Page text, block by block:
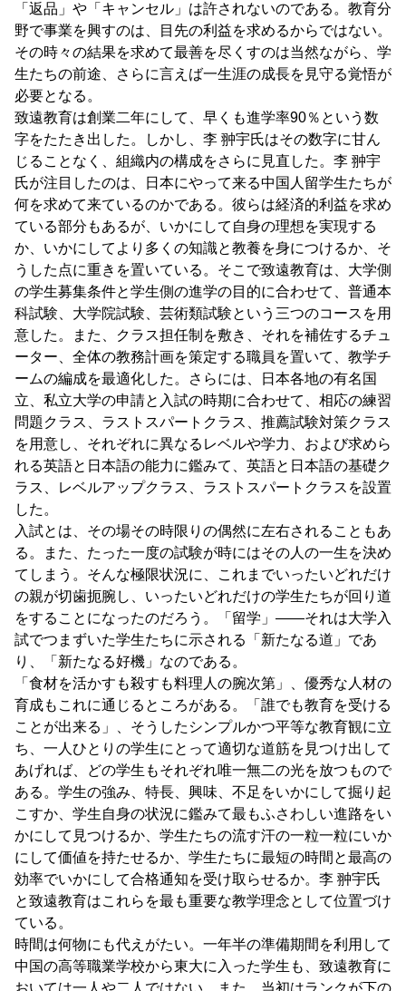
「返品」や「キャンセル」は許されないのである。教育分
野で事業を興すのは、目先の利益を求めるからではない。
その時々の結果を求めて最善を尽くすのは当然ながら、学
生たちの前途、さらに言えば一生涯の成長を見守る覚悟が
必要となる。
致遠教育は創業二年にして、早くも進学率90％という数
字をたたき出した。しかし、李 翀宇氏はその数字に甘ん
じることなく、組織内の構成をさらに見直した。李 翀宇
氏が注目したのは、日本にやって来る中国人留学生たちが
何を求めて来ているのかである。彼らは経済的利益を求め
ている部分もあるが、いかにして自身の理想を実現する
か、いかにしてより多くの知識と教養を身につけるか、そ
うした点に重きを置いている。そこで致遠教育は、大学側
の学生募集条件と学生側の進学の目的に合わせて、普通本
科試験、大学院試験、芸術類試験という三つのコースを用
意した。また、クラス担任制を敷き、それを補佐するチュ
ーター、全体の教務計画を策定する職員を置いて、教学チ
ームの編成を最適化した。さらには、日本各地の有名国
立、私立大学の申請と入試の時期に合わせて、相応の練習
問題クラス、ラストスパートクラス、推薦試験対策クラス
を用意し、それぞれに異なるレベルや学力、および求めら
れる英語と日本語の能力に鑑みて、英語と日本語の基礎ク
ラス、レベルアップクラス、ラストスパートクラスを設置
した。
入試とは、その場その時限りの偶然に左右されることもあ
る。また、たった一度の試験が時にはその人の一生を決め
てしまう。そんな極限状況に、これまでいったいどれだけ
の親が切歯扼腕し、いったいどれだけの学生たちが回り道
をすることになったのだろう。「留学」――それは大学入
試でつまずいた学生たちに示される「新たなる道」であ
り、「新たなる好機」なのである。
「食材を活かすも殺すも料理人の腕次第」、優秀な人材の
育成もこれに通じるところがある。「誰でも教育を受ける
ことが出来る」、そうしたシンプルかつ平等な教育観に立
ち、一人ひとりの学生にとって適切な道筋を見つけ出して
あげれば、どの学生もそれぞれ唯一無二の光を放つもので
ある。学生の強み、特長、興味、不足をいかにして掘り起
こすか、学生自身の状況に鑑みて最もふさわしい進路をい
かにして見つけるか、学生たちの流す汗の一粒一粒にいか
にして価値を持たせるか、学生たちに最短の時間と最高の
効率でいかにして合格通知を受け取らせるか。李 翀宇氏
と致遠教育はこれらを最も重要な教学理念として位置づけ
ている。
時間は何物にも代えがたい。一年半の準備期間を利用して
中国の高等職業学校から東大に入った学生も、致遠教育に
おいては一人や二人ではない。また、当初はランクが下の